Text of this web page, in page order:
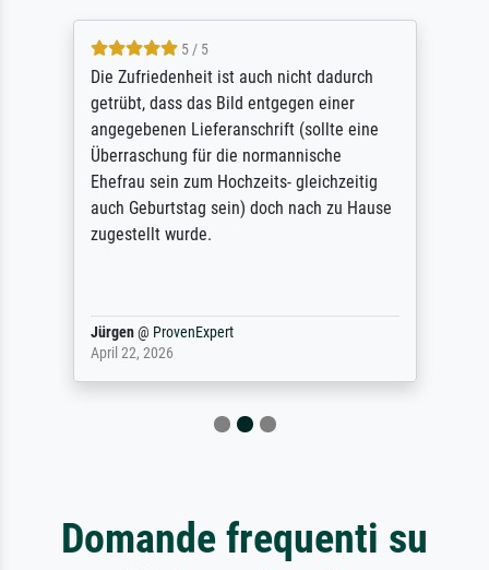
5 / 5
Die Zufriedenheit ist auch nicht dadurch
getrübt, dass das Bild entgegen einer
angegebenen Lieferanschrift (sollte eine
Überraschung für die normannische
Ehefrau sein zum Hochzeits- gleichzeitig
auch Geburtstag sein) doch nach zu Hause
zugestellt wurde.
Jürgen@ ProvenExpert
April 22, 2026
Domande frequenti su